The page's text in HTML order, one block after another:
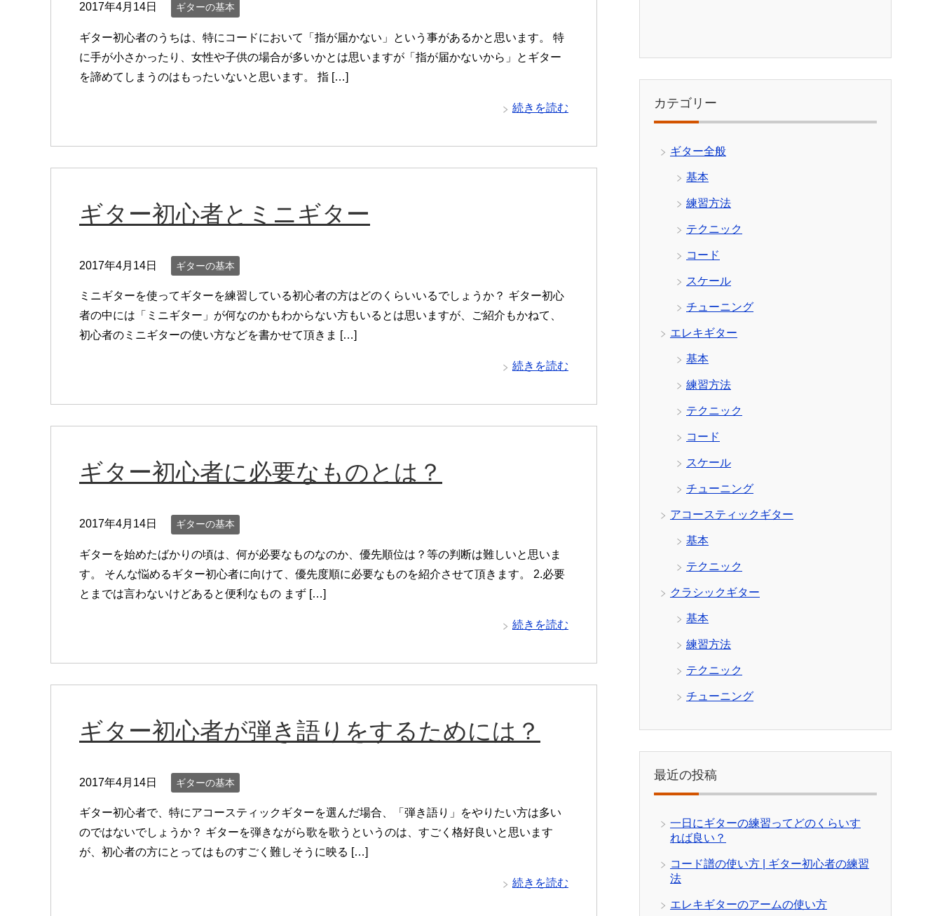
2017年4月14日 ギターの基本
ギター初心者のうちは、特にコードにおいて「指が届かない」という事があるかと思います。 特
に手が小さかったり、女性や子供の場合が多いかとは思いますが「指が届かないから」とギター
を諦めてしまうのはもったいないと思います。 指 […]
続きを読む
ギター初心者とミニギター
2017年4月14日 ギターの基本
ミニギターを使ってギターを練習している初心者の方はどのくらいいるでしょうか？ ギター初心
者の中には「ミニギター」が何なのかもわからない方もいるとは思いますが、ご紹介もかねて、
初心者のミニギターの使い方などを書かせて頂きま […]
続きを読む
ギター初心者に必要なものとは？
2017年4月14日 ギターの基本
ギターを始めたばかりの頃は、何が必要なものなのか、優先順位は？等の判断は難しいと思いま
す。 そんな悩めるギター初心者に向けて、優先度順に必要なものを紹介させて頂きます。 2.必要
とまでは言わないけどあると便利なもの まず […]
続きを読む
ギター初心者が弾き語りをするためには？
2017年4月14日 ギターの基本
ギター初心者で、特にアコースティックギターを選んだ場合、「弾き語り」をやりたい方は多い
のではないでしょうか？ ギターを弾きながら歌を歌うというのは、すごく格好良いと思います
が、初心者の方にとってはものすごく難しそうに映る […]
続きを読む
カテゴリー
ギター全般
基本
練習方法
テクニック
コード
スケール
チューニング
エレキギター
基本
練習方法
テクニック
コード
スケール
チューニング
アコースティックギター
基本
テクニック
クラシックギター
基本
練習方法
テクニック
チューニング
最近の投稿
一日にギターの練習ってどのくらいす
れば良い？
コード譜の使い方 | ギター初心者の練習
法
エレキギターのアームの使い方